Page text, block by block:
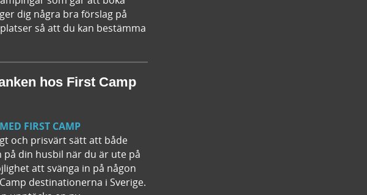
dig några bra förslag på
så att du kan bestämma
hos First Camp
FIRST CAMP
och prisvärt sätt att både
din husbil när du är ute på
att svänga in på någon
destinationerna i Sverige.